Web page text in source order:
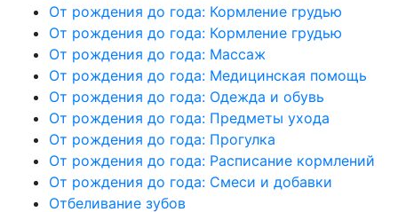
От рождения до года: Кормление грудью
От рождения до года: Кормление грудью
От рождения до года: Массаж
От рождения до года: Медицинская помощь
От рождения до года: Одежда и обувь
От рождения до года: Предметы ухода
От рождения до года: Прогулка
От рождения до года: Расписание кормлений
От рождения до года: Смеси и добавки
Отбеливание зубов